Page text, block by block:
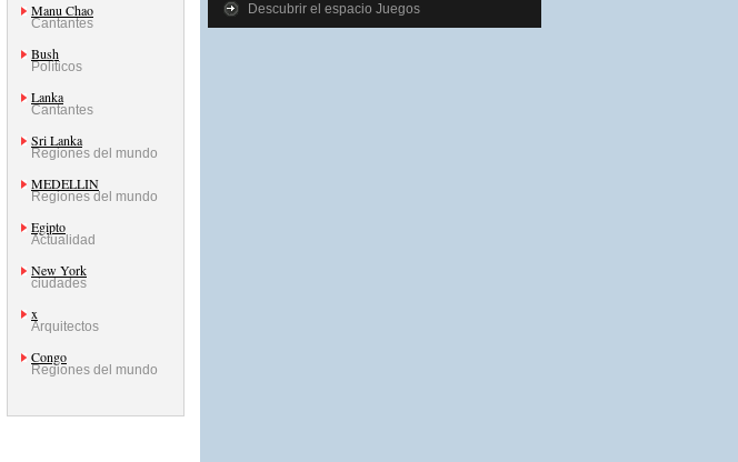
Manu Chao
Cantantes
Bush
Políticos
Lanka
Cantantes
Sri Lanka
Regiones del mundo
MEDELLIN
Regiones del mundo
Egipto
Actualidad
New York
ciudades
x
Arquitectos
Congo
Regiones del mundo
Descubrir el espacio Juegos